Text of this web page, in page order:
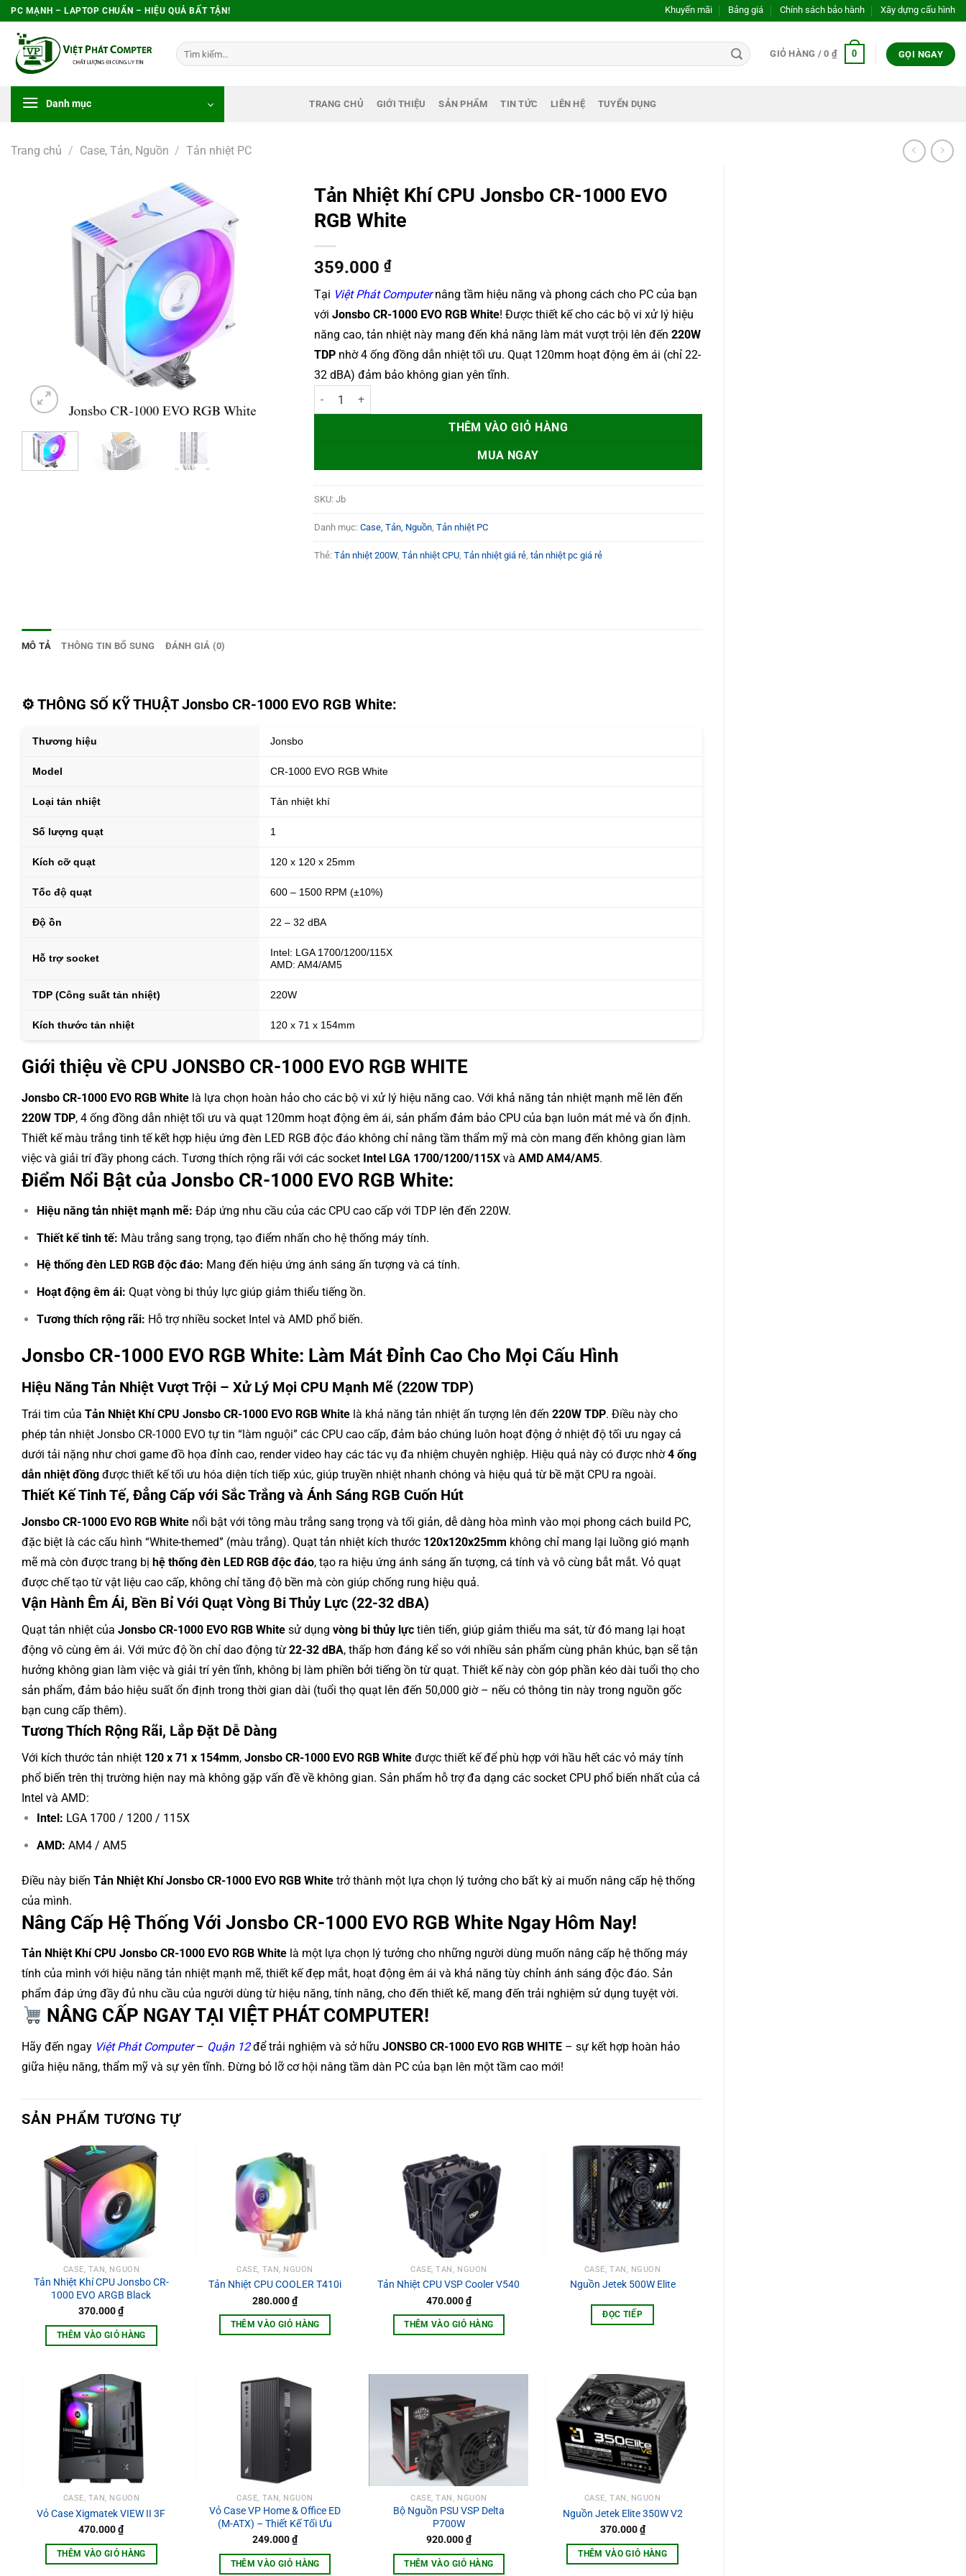
Bỏ
qua
dung
PC MẠNH – LAPTOP CHUẨN – HIỆU QUẢ BẤT TẬN! Khuyến mãi Bảng giá Chính sách bảo hành Xây dựng cấu hình
Tìm
GIỎ HÀNG /0 ₫ 0 GỌI NGAY
Danh mục TRANG CHỦ GIỚI THIỆU SẢN PHẨM TIN TỨC LIÊN HỆ TUYỂN DỤNG
Trang chủ / Case, Tản, Nguồn / Tản nhiệt PC
Tản Nhiệt Khí CPU Jonsbo CR-1000 EVO
RGB White
359.000₫
Tại Việt Phát Computernâng tầm hiệu năng và phong cách cho PC của bạn
vớiJonsbo CR-1000 EVO RGB White! Được thiết kế cho các bộ vi xử lý hiệu
năng cao, tản nhiệt này mang đến khả năng làm mát vượt trội lên đến220W
TDP nhờ 4 ống đồng dẫn nhiệt tối ưu. Quạt 120mm hoạt động êm ái (chỉ 22-
32 dBA) đảm bảo không gian yên tĩnh.
Tản Nhiệt Khí CPU Jonsbo CR-1000 EVO RGB White số lượng
THÊM VÀO GIỎ HÀNG
MUA NGAY
SKU:Jb
Danh mục:Case, Tản, Nguồn ,Tản nhiệt PC
Thẻ:Tản nhiệt 200W,Tản nhiệt CPU ,Tản nhiệt giá rẻ ,tản nhiệt pc giá rẻ
MÔ TẢ THÔNG TIN BỔ SUNG ĐÁNH GIÁ (0)
⚙ THÔNG SỐ KỸ THUẬT Jonsbo CR-1000 EVO RGB White:
Thương hiệu Jonsbo
Model CR-1000 EVO RGB White
Loại tản nhiệt Tản nhiệt khí
Số lượng quạt 1
Kích cỡ quạt 120 x 120 x 25mm
Tốc độ quạt 600 – 1500 RPM (±10%)
Độ ồn 22 – 32 dBA
Hỗ trợ socket
Intel: LGA 1700/1200/115X
AMD: AM4/AM5
TDP (Công suất tản nhiệt) 220W
Kích thước tản nhiệt 120 x 71 x 154mm
Giới thiệu về CPU JONSBO CR-1000 EVO RGB WHITE
Jonsbo CR-1000 EVO RGB White là lựa chọn hoàn hảo cho các bộ vi xử lý hiệu năng cao. Với khả năng tản nhiệt mạnh mẽ lên đến
220W TDP, 4 ống đồng dẫn nhiệt tối ưu và quạt 120mm hoạt động êm ái, sản phẩm đảm bảo CPU của bạn luôn mát mẻ và ổn định.
Thiết kế màu trắng tinh tế kết hợp hiệu ứng đèn LED RGB độc đáo không chỉ nâng tầm thẩm mỹ mà còn mang đến không gian làm
việc và giải trí đầy phong cách. Tương thích rộng rãi với các socket Intel LGA 1700/1200/115X và AMD AM4/AM5.
Điểm Nổi Bật của Jonsbo CR-1000 EVO RGB White:
Hiệu năng tản nhiệt mạnh mẽ: Đáp ứng nhu cầu của các CPU cao cấp với TDP lên đến 220W.
Thiết kế tinh tế: Màu trắng sang trọng, tạo điểm nhấn cho hệ thống máy tính.
Hệ thống đèn LED RGB độc đáo: Mang đến hiệu ứng ánh sáng ấn tượng và cá tính.
Hoạt động êm ái: Quạt vòng bi thủy lực giúp giảm thiểu tiếng ồn.
Tương thích rộng rãi: Hỗ trợ nhiều socket Intel và AMD phổ biến.
Jonsbo CR-1000 EVO RGB White: Làm Mát Đỉnh Cao Cho Mọi Cấu Hình
Hiệu Năng Tản Nhiệt Vượt Trội – Xử Lý Mọi CPU Mạnh Mẽ (220W TDP)
Trái tim của Tản Nhiệt Khí CPU Jonsbo CR-1000 EVO RGB White là khả năng tản nhiệt ấn tượng lên đến 220W TDP. Điều này cho
phép tản nhiệt Jonsbo CR-1000 EVO tự tin “làm nguội” các CPU cao cấp, đảm bảo chúng luôn hoạt động ở nhiệt độ tối ưu ngay cả
dưới tải nặng như chơi game đồ họa đỉnh cao, render video hay các tác vụ đa nhiệm chuyên nghiệp. Hiệu quả này có được nhờ4 ống
dẫn nhiệt đồng được thiết kế tối ưu hóa diện tích tiếp xúc, giúp truyền nhiệt nhanh chóng và hiệu quả từ bề mặt CPU ra ngoài.
Thiết Kế Tinh Tế, Đẳng Cấp với Sắc Trắng và Ánh Sáng RGB Cuốn Hút
Jonsbo CR-1000 EVO RGB White nổi bật với tông màu trắng sang trọng và tối giản, dễ dàng hòa mình vào mọi phong cách build PC,
đặc biệt là các cấu hình “White-themed” (màu trắng). Quạt tản nhiệt kích thước 120x120x25mm không chỉ mang lại luồng gió mạnh
mẽ mà còn được trang bị hệ thống đèn LED RGB độc đáo, tạo ra hiệu ứng ánh sáng ấn tượng, cá tính và vô cùng bắt mắt. Vỏ quạt
được chế tạo từ vật liệu cao cấp, không chỉ tăng độ bền mà còn giúp chống rung hiệu quả.
Vận Hành Êm Ái, Bền Bỉ Với Quạt Vòng Bi Thủy Lực (22-32 dBA)
Quạt tản nhiệt của Jonsbo CR-1000 EVO RGB White sử dụng vòng bi thủy lực tiên tiến, giúp giảm thiểu ma sát, từ đó mang lại hoạt
động vô cùng êm ái. Với mức độ ồn chỉ dao động từ 22-32 dBA, thấp hơn đáng kể so với nhiều sản phẩm cùng phân khúc, bạn sẽ tận
hưởng không gian làm việc và giải trí yên tĩnh, không bị làm phiền bởi tiếng ồn từ quạt. Thiết kế này còn góp phần kéo dài tuổi thọ cho
sản phẩm, đảm bảo hiệu suất ổn định trong thời gian dài (tuổi thọ quạt lên đến 50,000 giờ – nếu có thông tin này trong nguồn gốc
bạn cung cấp thêm).
Tương Thích Rộng Rãi, Lắp Đặt Dễ Dàng
Với kích thước tản nhiệt 120 x 71 x 154mm, Jonsbo CR-1000 EVO RGB White được thiết kế để phù hợp với hầu hết các vỏ máy tính
phổ biến trên thị trường hiện nay mà không gặp vấn đề về không gian. Sản phẩm hỗ trợ đa dạng các socket CPU phổ biến nhất của cả
Intel và AMD:
Intel: LGA 1700 / 1200 / 115X
AMD: AM4 / AM5
Điều này biến Tản Nhiệt Khí Jonsbo CR-1000 EVO RGB White trở thành một lựa chọn lý tưởng cho bất kỳ ai muốn nâng cấp hệ thống
của mình.
Nâng Cấp Hệ Thống Với Jonsbo CR-1000 EVO RGB White Ngay Hôm Nay!
Tản Nhiệt Khí CPU Jonsbo CR-1000 EVO RGB White là một lựa chọn lý tưởng cho những người dùng muốn nâng cấp hệ thống máy
tính của mình với hiệu năng tản nhiệt mạnh mẽ, thiết kế đẹp mắt, hoạt động êm ái và khả năng tùy chỉnh ánh sáng độc đáo. Sản
phẩm đáp ứng đầy đủ nhu cầu của người dùng từ hiệu năng, tính năng, cho đến thiết kế, mang đến trải nghiệm sử dụng tuyệt vời.
NÂNG CẤP NGAY TẠI VIỆT PHÁT COMPUTER!
Hãy đến ngay Việt Phát Computer– Quận 12để trải nghiệm và sở hữu JONSBO CR-1000 EVO RGB WHITE – sự kết hợp hoàn hảo
giữa hiệu năng, thẩm mỹ và sự yên tĩnh. Đừng bỏ lỡ cơ hội nâng tầm dàn PC của bạn lên một tầm cao mới!
SẢN PHẨM TƯƠNG TỰ
CASE, TẢN, NGUỒN
Tản Nhiệt Khí CPU Jonsbo CR-
1000 EVO ARGB Black
370.000₫
THÊM VÀO GIỎ HÀNG
CASE, TẢN, NGUỒN
Tản Nhiệt CPU COOLER T410i
280.000₫
THÊM VÀO GIỎ HÀNG
CASE, TẢN, NGUỒN
Tản Nhiệt CPU VSP Cooler V540
470.000₫
THÊM VÀO GIỎ HÀNG
CASE, TẢN, NGUỒN
Nguồn Jetek 500W Elite
ĐỌC TIẾP
CASE, TẢN, NGUỒN
Vỏ Case Xigmatek VIEW II 3F
470.000₫
THÊM VÀO GIỎ HÀNG
CASE, TẢN, NGUỒN
Vỏ Case VP Home & Office ED
(M-ATX) – Thiết Kế Tối Ưu
249.000₫
THÊM VÀO GIỎ HÀNG
CASE, TẢN, NGUỒN
Bộ Nguồn PSU VSP Delta
P700W
920.000₫
THÊM VÀO GIỎ HÀNG
CASE, TẢN, NGUỒN
Nguồn Jetek Elite 350W V2
370.000₫
THÊM VÀO GIỎ HÀNG